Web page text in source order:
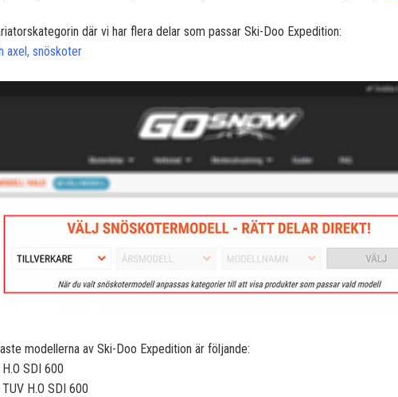
där vi har flera delar som passar Ski-Doo Expedition:
axel, snöskoter
modellerna av Ski-Doo Expedition är följande:
SDI 600
H.O SDI 600